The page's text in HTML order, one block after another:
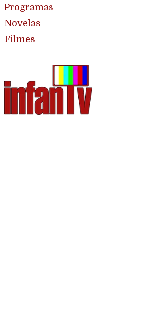
Programas
Novelas
Filmes